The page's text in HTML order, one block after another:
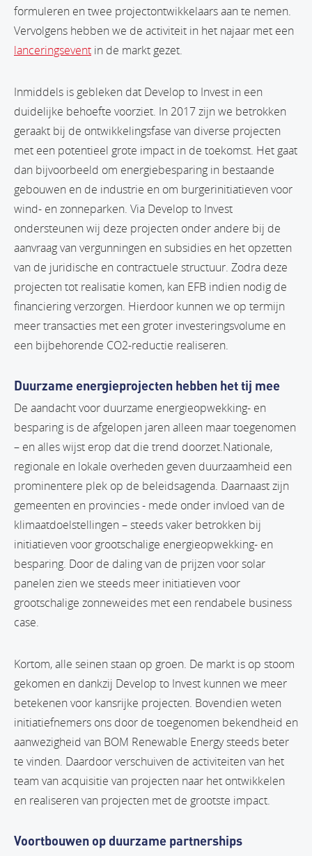
formuleren en twee projectontwikkelaars aan te nemen.
Vervolgens hebben we de activiteit in het najaar met een
lanceringsevent in de markt gezet.
Inmiddels is gebleken dat Develop to Invest in een
duidelijke behoefte voorziet. In 2017 zijn we betrokken
geraakt bij de ontwikkelingsfase van diverse projecten
met een potentieel grote impact in de toekomst. Het gaat
dan bijvoorbeeld om energiebesparing in bestaande
gebouwen en de industrie en om burgerinitiatieven voor
wind- en zonneparken. Via Develop to Invest
ondersteunen wij deze projecten onder andere bij de
aanvraag van vergunningen en subsidies en het opzetten
van de juridische en contractuele structuur. Zodra deze
projecten tot realisatie komen, kan EFB indien nodig de
financiering verzorgen. Hierdoor kunnen we op termijn
meer transacties met een groter investeringsvolume en
een bijbehorende CO2-reductie realiseren.
Duurzame energieprojecten hebben het tij mee
De aandacht voor duurzame energieopwekking- en
besparing is de afgelopen jaren alleen maar toegenomen
– en alles wijst erop dat die trend doorzet.Nationale,
regionale en lokale overheden geven duurzaamheid een
prominentere plek op de beleidsagenda. Daarnaast zijn
gemeenten en provincies - mede onder invloed van de
klimaatdoelstellingen – steeds vaker betrokken bij
initiatieven voor grootschalige energieopwekking- en
besparing. Door de daling van de prijzen voor solar
panelen zien we steeds meer initiatieven voor
grootschalige zonneweides met een rendabele business
case.
Kortom, alle seinen staan op groen. De markt is op stoom
gekomen en dankzij Develop to Invest kunnen we meer
betekenen voor kansrijke projecten. Bovendien weten
initiatiefnemers ons door de toegenomen bekendheid en
aanwezigheid van BOM Renewable Energy steeds beter
te vinden. Daardoor verschuiven de activiteiten van het
team van acquisitie van projecten naar het ontwikkelen
en realiseren van projecten met de grootste impact.
Voortbouwen op duurzame partnerships